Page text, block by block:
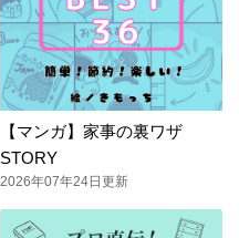
【マンガ】家事の裏ワザ
STORY
2026年07年24日更新